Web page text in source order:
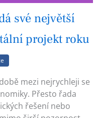
své největší
projekt roku
mezi nejrychleji se
Přesto řada
řešení nebo